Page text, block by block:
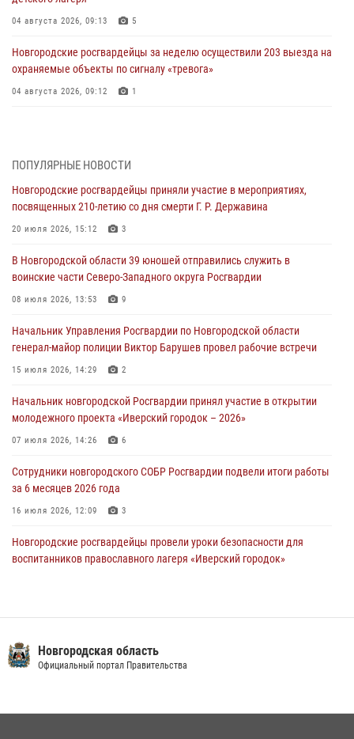
04 августа 2026, 09:13 5
Новгородские росгвардейцы за неделю осуществили 203 выезда на
охраняемые объекты по сигналу «тревога»
04 августа 2026, 09:12 1
В Великом Новгороде сотрудники центра лицензионно-
разрешительной работы Росгвардии провели телефонную «горячую
30 июля 2026, 14:36 1
Новгородские росгвардейцы рассказали о службе детям из летнего
30 июля 2026, 08:40 5
Новгородские росгвардейцы задержали мужчину
Телесюжет в программе "Новгородское областное телевидение.
Новости часа." от 29 июля 2026 года. Новгородские призывники
29 июля 2026, 12:54 1
ПОПУЛЯРНЫЕ НОВОСТИ
Новгородские росгвардейцы приняли участие в мероприятиях,
посвященных 210-летию со дня смерти Г. Р. Державина
20 июля 2026, 15:12 3
В Новгородской области 39 юношей отправились служить в
воинские части Северо-Западного округа Росгвардии
08 июля 2026, 13:53 9
Начальник Управления Росгвардии по Новгородской области
генерал-майор полиции Виктор Барушев провел рабочие встречи
15 июля 2026, 14:29 2
Начальник новгородской Росгвардии принял участие в открытии
молодежного проекта «Иверский городок – 2026»
07 июля 2026, 14:26 6
Сотрудники новгородского СОБР Росгвардии подвели итоги работы
за 6 месяцев 2026 года
16 июля 2026, 12:09 3
Новгородские росгвардейцы провели уроки безопасности для
воспитанников православного лагеря «Иверский городок»
08 июля 2026, 13:48 3
медицине
Новгородская область
Официальный портал Правительства